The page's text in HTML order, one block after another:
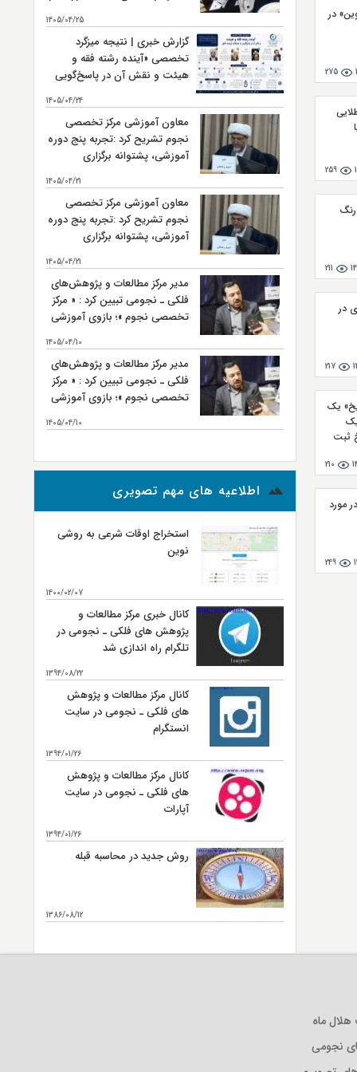
در
275
259
211
در
217
یک
ثبت
210
مورد
249
1405/04/25
گزارش خبری | نتیجه میزگرد
تخصصی «آینده رشته فقه و
هیئت و نقش آن در پاسخ‌گویی
1405/04/24
معاون آموزشی مرکز تخصصی
نجوم تشریح کرد :تجربه پنج دوره
آموزشی، پشتوانه برگزاری
است
1405/04/21
معاون آموزشی مرکز تخصصی
نجوم تشریح کرد :تجربه پنج دوره
آموزشی، پشتوانه برگزاری
است
1405/04/21
مدیر مرکز مطالعات و پژوهش‌های
فلکی ـ نجومی تبیین کرد : « مرکز
تخصصی نجوم »؛ بازوی آموزشی
مطالعات و پژوهش‌های فلکی ـ
نجومی
1405/04/10
مدیر مرکز مطالعات و پژوهش‌های
فلکی ـ نجومی تبیین کرد : « مرکز
تخصصی نجوم »؛ بازوی آموزشی
مطالعات و پژوهش‌های فلکی ـ
1405/04/10
اطلاعیه های مهم تصویری
استخراج اوقات شرعی به روشی
نوین
1400/02/07
کانال خبری مرکز مطالعات و
پژوهش های فلکی ـ نجومی در
تلگرام راه اندازی شد
1394/08/22
کانال مرکز مطالعات و پژوهش
های فلکی ـ نجومی در سایت
انستگرام
1394/01/26
کانال مرکز مطالعات و پژوهش
های فلکی ـ نجومی در سایت
آپارات
1394/01/26
روش جدید در محاسبه قبله
1386/08/12
ماه
نجومی